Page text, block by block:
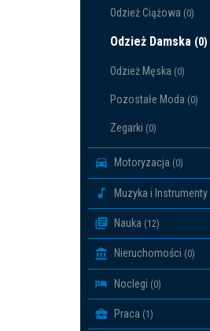
Odzież Ciążowa (0)
Odzież Damska (0)
Odzież Męska (0)
Pozostałe Moda (0)
Zegarki (0)
Motoryzacja (0)
Muzyka i Instrumenty
Nauka (12)
Nieruchomości (0)
Noclegi (0)
Praca (1)